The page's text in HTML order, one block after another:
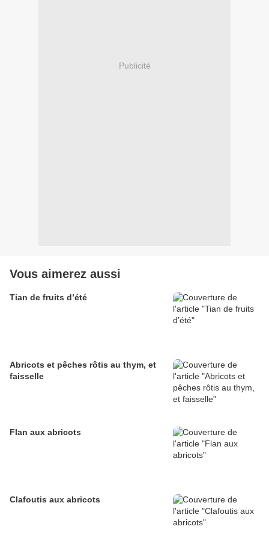
Publicité
Vous aimerez aussi
Tian de fruits d’été
Abricots et pêches rôtis au thym, et
faisselle
Flan aux abricots
Clafoutis aux abricots